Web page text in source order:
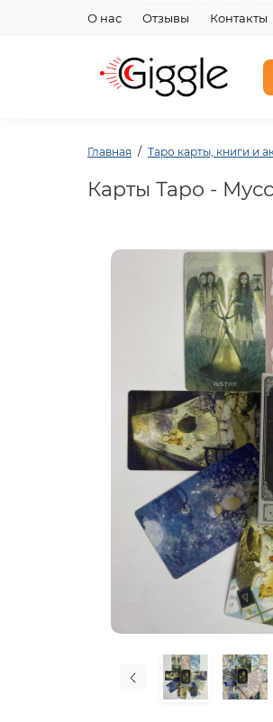
О нас Отзывы Контакты
Главная Таро карты, книги и
Карты Таро -